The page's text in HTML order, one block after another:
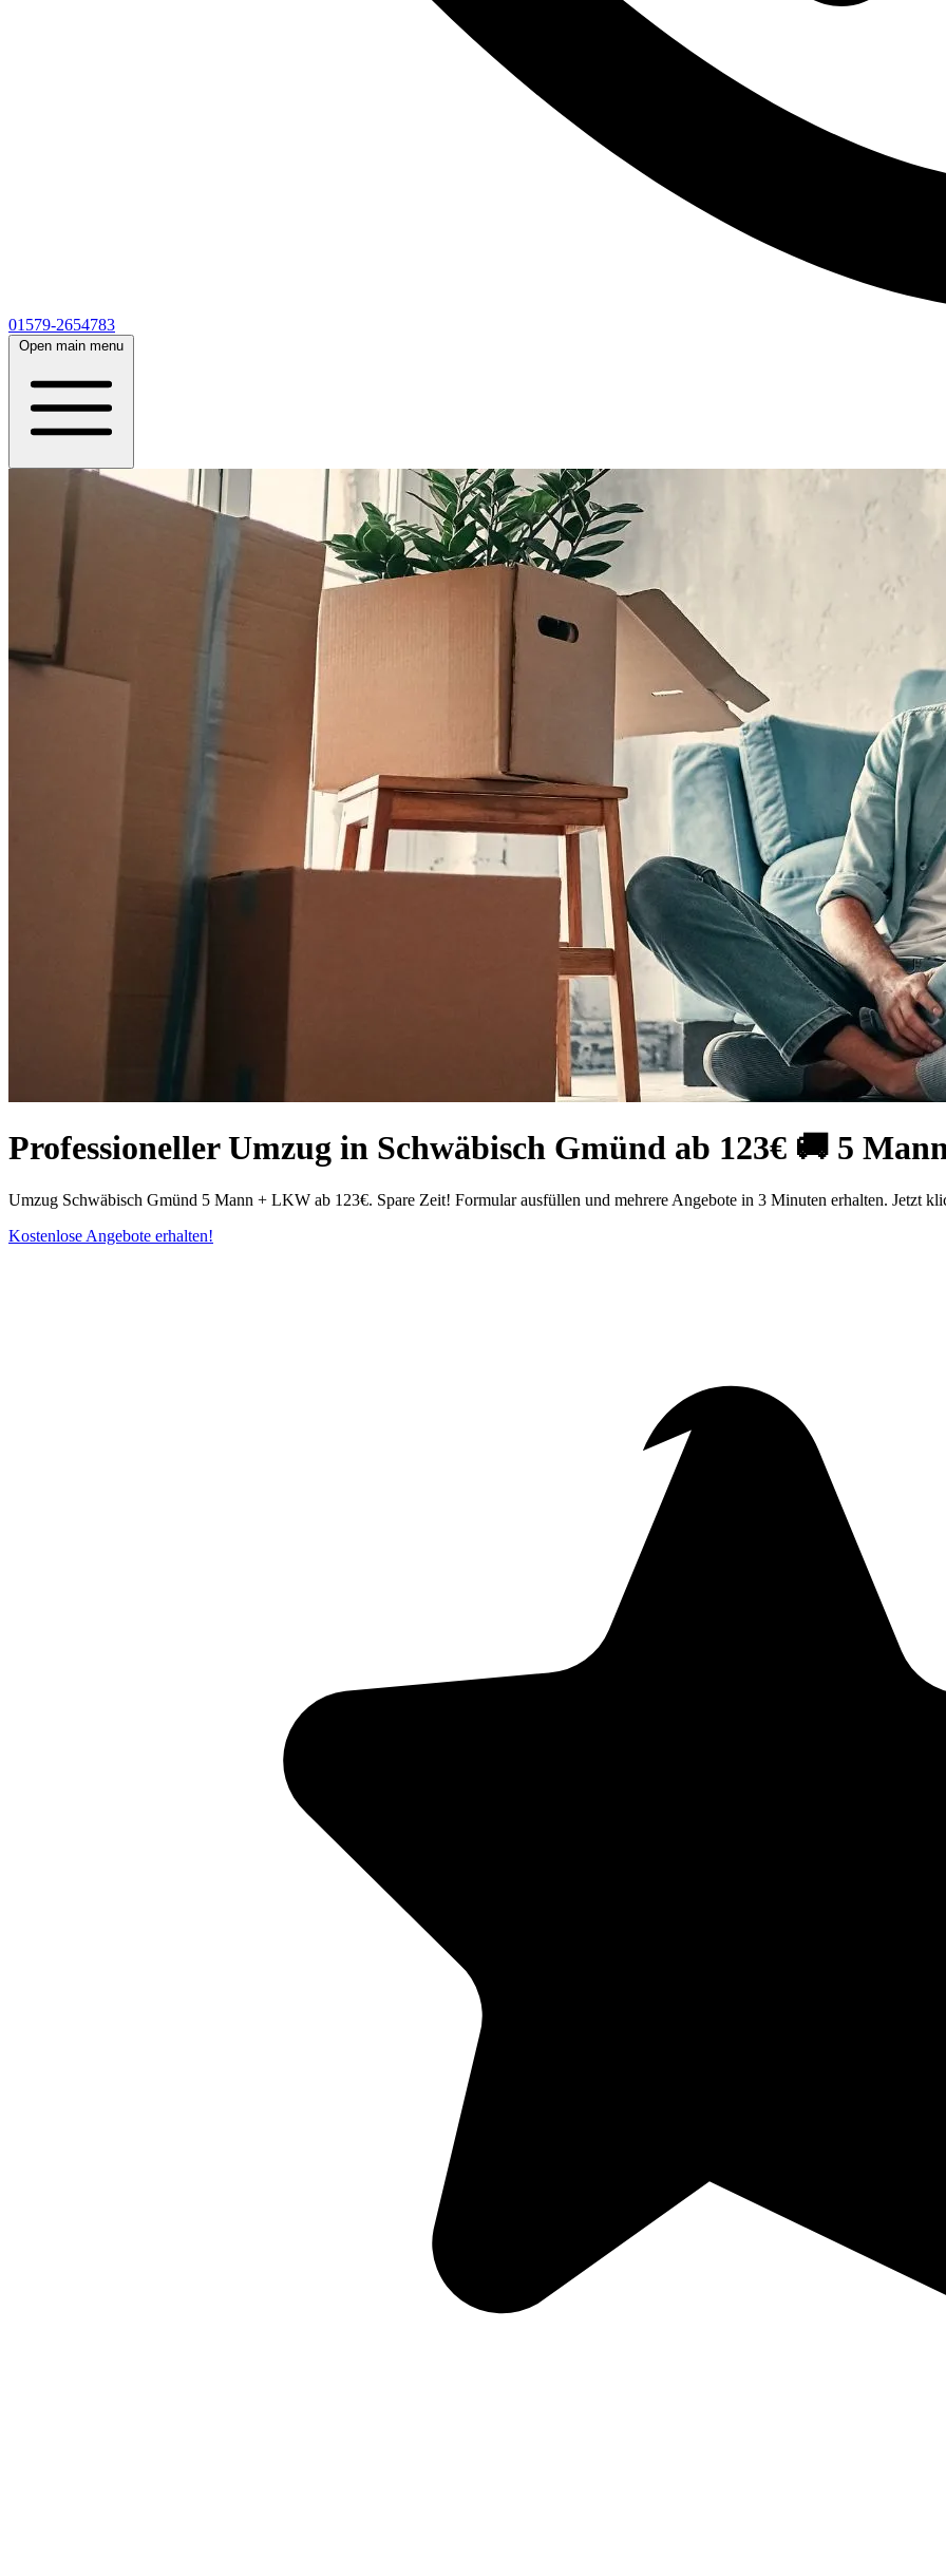
01579-2654783
Open main menu
Professioneller Umzug in Schwäbisch Gmünd ab 123€ 🚚 5
Umzug Schwäbisch Gmünd 5 Mann + LKW ab 123€. Spare Zeit! Formular ausfüllen und mehrere Angebote in 3 Minuten erhalten. Jetzt
Kostenlose Angebote erhalten!